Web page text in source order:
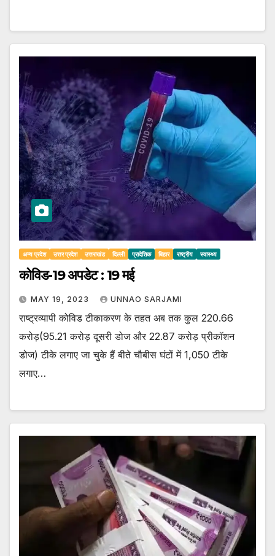
अन्य प्रदेश उत्तर प्रदेश उत्तराखंड दिल्ली प्रादेशिक बिहार राष्ट्रीय स्वास्थ्य
कोविड-19 अपडेट : 19 मई
MAY 19, 2023 UNNAO SARJAMI
राष्ट्रव्यापी कोविड टीकाकरण के तहत अब तक कुल 220.66
करोड़(95.21 करोड़ दूसरी डोज और 22.87 करोड़ प्रीकॉशन
डोज) टीके लगाए जा चुके हैं बीते चौबीस घंटों में 1,050 टीके
लगाए…